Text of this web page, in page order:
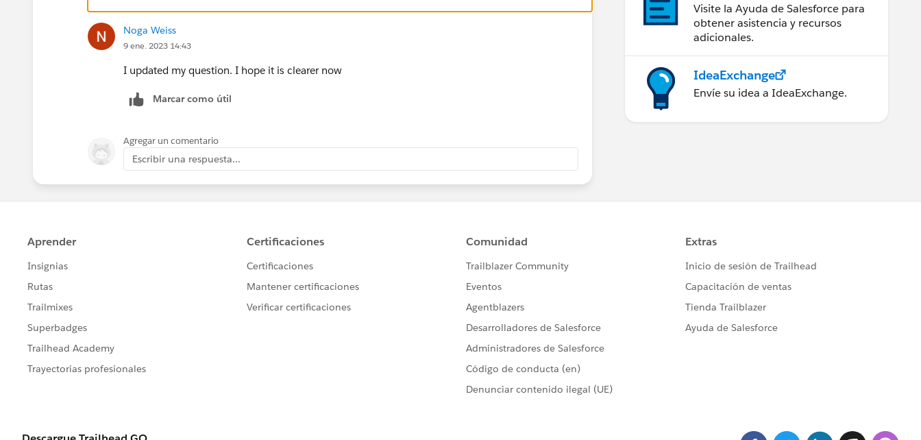
Noga Weiss
9 ene. 2023 14:43
I updated my question. I hope it is clearer now
Marcar como útil
Agregar un comentario
Escribir una respuesta...
Visite la Ayuda de Salesforce para
obtener asistencia y recursos
adicionales.
IdeaExchange
Envíe su idea a IdeaExchange.